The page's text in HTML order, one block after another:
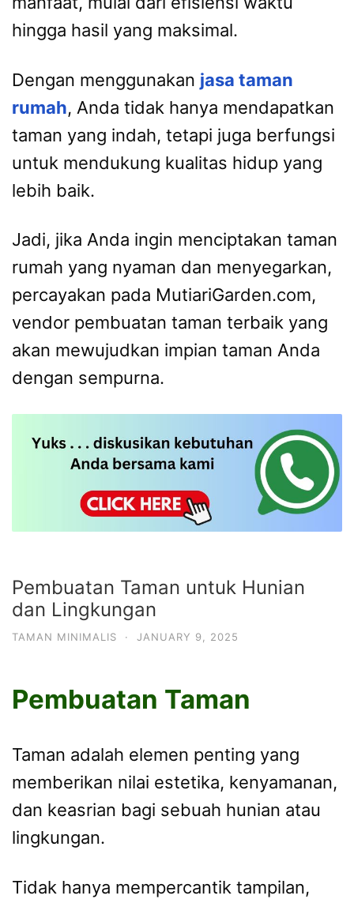
hingga hasil yang maksimal.
Dengan menggunakan jasa taman
rumah, Anda tidak hanya mendapatkan
taman yang indah, tetapi juga berfungsi
untuk mendukung kualitas hidup yang
lebih baik.
Jadi, jika Anda ingin menciptakan taman
rumah yang nyaman dan menyegarkan,
percayakan pada MutiariGarden.com,
vendor pembuatan taman terbaik yang
akan mewujudkan impian taman Anda
dengan sempurna.
Pembuatan Taman untuk Hunian
dan Lingkungan
TAMAN MINIMALIS · JANUARY 9, 2025
Pembuatan Taman
Taman adalah elemen penting yang
memberikan nilai estetika, kenyamanan,
dan keasrian bagi sebuah hunian atau
lingkungan.
Tidak hanya mempercantik tampilan,